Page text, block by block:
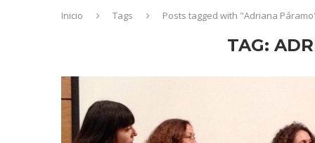
Inicio Tags Posts tagged with "Adriana
TAG: